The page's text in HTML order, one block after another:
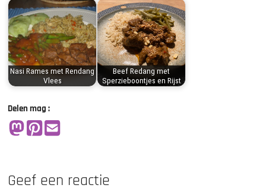
Nasi Rames met Rendang
Vlees
Beef Redang met
Sperzieboontjes en Rijst
Delen mag :
Geef een reactie